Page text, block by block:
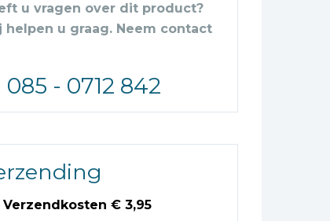
u vragen over dit product?
helpen u graag. Neem contact
085 - 0712 842
Verzendkosten € 3,95